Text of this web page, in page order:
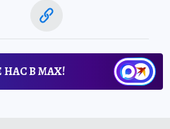
НАС В МАХ!